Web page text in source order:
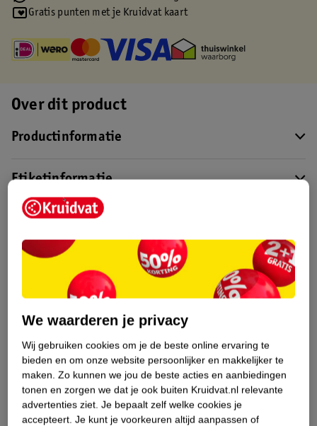
Gratis punten met je Kruidvat kaart
Over dit product
Productinformatie
Etiketinformatie
Nature Impact Score
Dit product heeft (nog) geen Nature
Impact Score.
Meer informatie
Bestel & Bezorginformatie
Bekijk ook
L'Oreal Alle Lipstick
We waarderen je privacy
Wij gebruiken cookies om je de beste online ervaring te
bieden en om onze website persoonlijker en makkelijker te
maken. Zo kunnen we jou de beste acties en aanbiedingen
tonen en zorgen we dat je ook buiten Kruidvat.nl relevante
advertenties ziet. Je bepaalt zelf welke cookies je
accepteert. Je kunt je voorkeuren altijd aanpassen of